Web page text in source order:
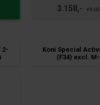
3.158,-
2-
Koni Special
(F34) excl.